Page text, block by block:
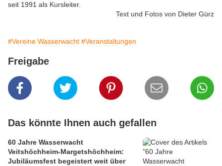
seit 1991 als Kursleiter.
Text und Fotos von Dieter Gürz
#Vereine Wasserwacht #Veranstaltungen
Freigabe
Das könnte Ihnen auch gefallen
60 Jahre Wasserwacht
Veitshöchheim-Margetshöchheim:
Jubiläumsfest begeistert weit über